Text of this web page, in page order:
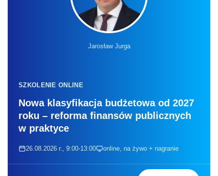
Jarosław Jurga
SZKOLENIE ONLINE
Nowa klasyfikacja budżetowa od 2027
roku – reforma finansów publicznych
w praktyce
26.08.2026 r., 9:00-13:00 online, na żywo + nagranie